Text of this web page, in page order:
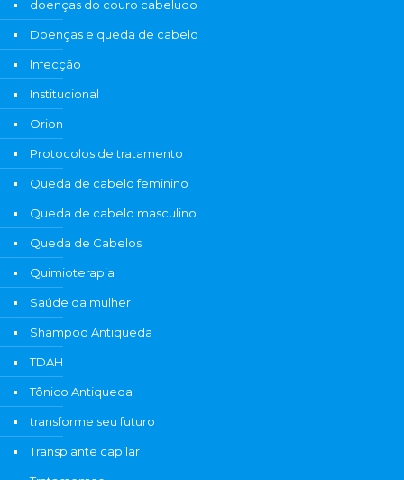
doenças do couro cabeludo
Doenças e queda de cabelo
Infecção
Institucional
Orion
Protocolos de tratamento
Queda de cabelo feminino
Queda de cabelo masculino
Queda de Cabelos
Quimioterapia
Saúde da mulher
Shampoo Antiqueda
TDAH
Tônico Antiqueda
transforme seu futuro
Transplante capilar